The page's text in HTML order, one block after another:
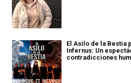
El Asilo de la Bestia
Infernus: Un
contradicciones